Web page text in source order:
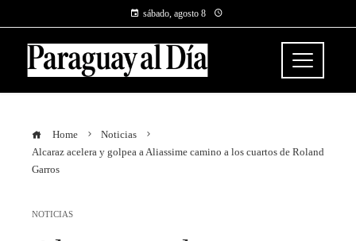
sábado, agosto 8
Home
Noticias
Alcaraz acelera y golpea a Aliassime camino a los cuartos de Roland
Garros
NOTICIAS